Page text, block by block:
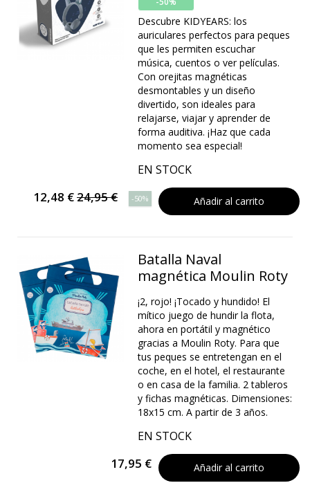
Descubre KIDYEARS: los
auriculares perfectos para peques
que les permiten escuchar
música, cuentos o ver películas.
Con orejitas magnéticas
desmontables y un diseño
divertido, son ideales para
relajarse, viajar y aprender de
forma auditiva. ¡Haz que cada
momento sea especial!
EN STOCK
12,48 €24,95 € -50% Añadir al carrito
Batalla Naval
magnética Moulin Roty
¡2, rojo! ¡Tocado y hundido! El
mítico juego de hundir la flota,
ahora en portátil y magnético
gracias a Moulin Roty. Para que
tus peques se entretengan en el
coche, en el hotel, el restaurante
o en casa de la familia. 2 tableros
y fichas magnéticas. Dimensiones:
18x15 cm. A partir de 3 años.
EN STOCK
17,95 € Añadir al carrito